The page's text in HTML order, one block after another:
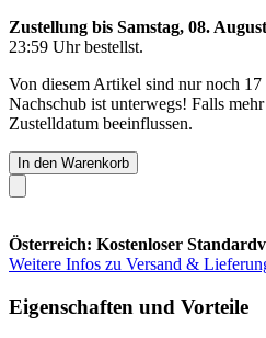
Zustellung bis Samstag, 08. August
23:59 Uhrbestellst.
Von diesem Artikel sind nur noch 17
Nachschub ist unterwegs! Falls
Zustelldatum beeinflussen.
In den Warenkorb
Österreich: Kostenloser
Weitere Infos zu Versand &
Eigenschaften und Vorteile